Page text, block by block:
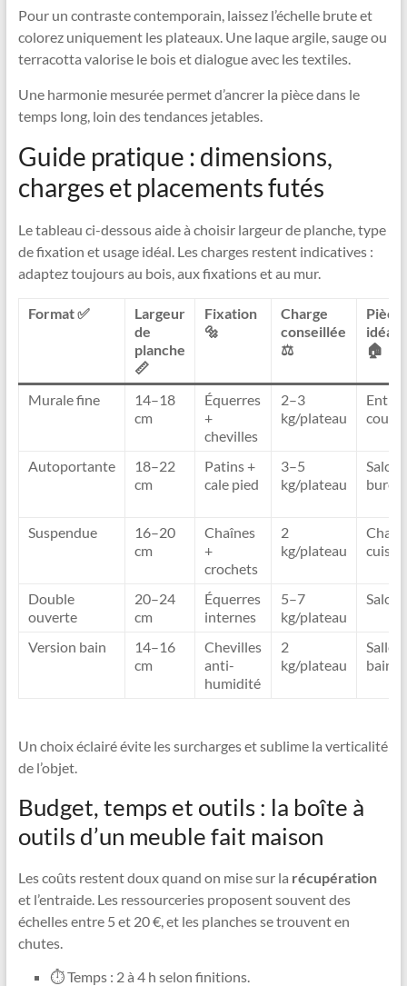
Pour un contraste contemporain, laissez l’échelle brute et
colorez uniquement les plateaux. Une laque argile, sauge ou
terracotta valorise le bois et dialogue avec les textiles.
Une harmonie mesurée permet d’ancrer la pièce dans le
temps long, loin des tendances jetables.
Guide pratique : dimensions,
charges et placements futés
Le tableau ci-dessous aide à choisir largeur de planche, type
de fixation et usage idéal. Les charges restent indicatives :
adaptez toujours au bois, aux fixations et au mur.
Format ✅
Largeur
de
planche
📏
Fixation
🔩
Charge
conseillée
⚖️
🏠
Murale fine
14–18
cm
Équerres
+
chevilles
2–3
kg/plateau
Autoportante
18–22
cm
Patins +
cale pied
3–5
kg/plateau
Salon,
Suspendue
16–20
cm
Chaînes
+
crochets
2
kg/plateau
Double
ouverte
20–24
cm
Équerres
internes
5–7
kg/plateau
Salon
Version bain
14–16
cm
Chevilles
anti-
humidité
2
kg/plateau
Salle
bain
Un choix éclairé évite les surcharges et sublime la verticalité
de l’objet.
Budget, temps et outils : la boîte à
outils d’un meuble fait maison
Les coûts restent doux quand on mise sur la récupération
et l’entraide. Les ressourceries proposent souvent des
échelles entre 5 et 20 €, et les planches se trouvent en
chutes.
⏱ Temps : 2 à 4 h selon finitions.